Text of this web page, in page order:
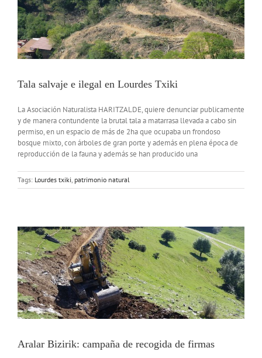
Tala salvaje e ilegal en Lourdes Txiki
La Asociación Naturalista HARITZALDE, quiere denunciar publicamente
y de manera contundente la brutal tala a matarrasa llevada a cabo sin
permiso, en un espacio de más de 2ha que ocupaba un frondoso
bosque mixto, con árboles de gran porte y además en plena época de
reproducción de la fauna y además se han producido una
Tags: Lourdes txiki, patrimonio natural
Aralar Bizirik: campaña de recogida de firmas